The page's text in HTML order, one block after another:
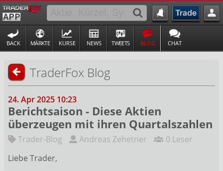
BACK MÄRKTE KURSE NEWS TWEETS BLOG CHAT
TraderFox Blog
24. Apr 2025 10:23
Berichtsaison - Diese Aktien
überzeugen mit ihren Quartalszahlen
Trader-Blog Andreas Zehetner
0 Leser
Liebe Trader,